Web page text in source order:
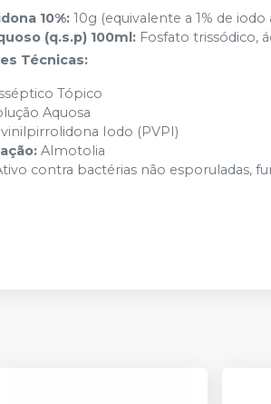
10%: 10g (equivalente a 1% de iodo
(q.s.p) 100ml: Fosfato trissódico,
Técnicas:
Tópico
Aquosa
Iodo (PVPI)
Almotolia
contra bactérias não esporuladas,